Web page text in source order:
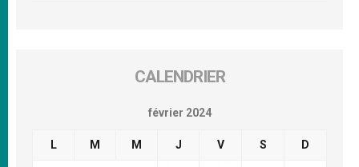
CALENDRIER
février 2024
L M M J V S D